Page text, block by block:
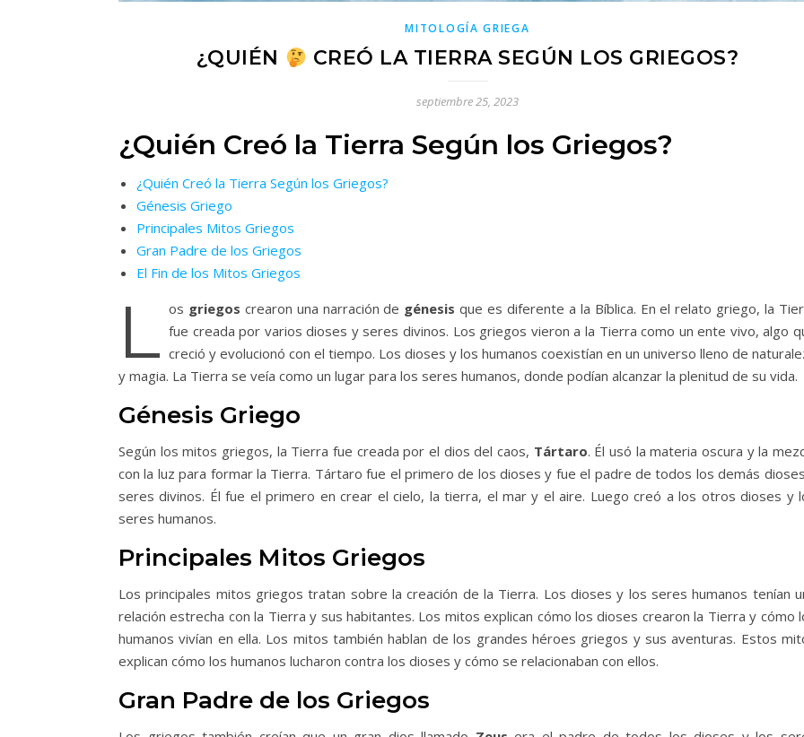
MITOLOGÍA GRIEGA
¿QUIÉN CREÓ LA TIERRA SEGÚN LOS GRIEGOS?
septiembre 25, 2023
¿Quién Creó la Tierra Según los Griegos?
¿Quién Creó la Tierra Según los Griegos?
Génesis Griego
Principales Mitos Griegos
Gran Padre de los Griegos
El Fin de los Mitos Griegos
L os griegos crearon una narración de génesis que es diferente a la Bíblica. En el relato griego, la
fue creada por varios dioses y seres divinos. Los griegos vieron a la Tierra como un ente vivo, algo
creció y evolucionó con el tiempo. Los dioses y los humanos coexistían en un universo lleno de
y magia. La Tierra se veía como un lugar para los seres humanos, donde podían alcanzar la plenitud de su vida.
Génesis Griego
Según los mitos griegos, la Tierra fue creada por el dios del caos, Tártaro. Él usó la materia oscura y la
con la luz para formar la Tierra. Tártaro fue el primero de los dioses y fue el padre de todos los demás
seres divinos. Él fue el primero en crear el cielo, la tierra, el mar y el aire. Luego creó a los otros dioses y
seres humanos.
Principales Mitos Griegos
Los principales mitos griegos tratan sobre la creación de la Tierra. Los dioses y los seres humanos tenían
relación estrecha con la Tierra y sus habitantes. Los mitos explican cómo los dioses crearon la Tierra y cómo
humanos vivían en ella. Los mitos también hablan de los grandes héroes griegos y sus aventuras. Estos
explican cómo los humanos lucharon contra los dioses y cómo se relacionaban con ellos.
Gran Padre de los Griegos